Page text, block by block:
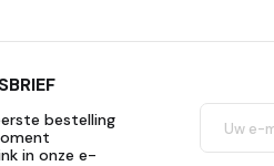
bestelling
in onze e-